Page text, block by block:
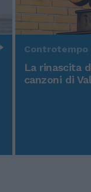
Controtempo
La rinascita
canzoni di